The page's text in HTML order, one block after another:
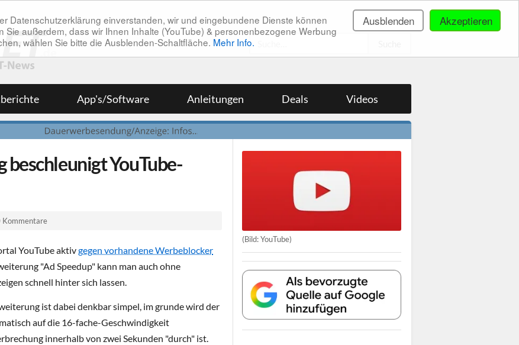
Akzeptieren
Ausblenden
Datenschutzerklärung einverstanden, wir und eingebundene Dienste können
außerdem, dass wir Ihnen Inhalte (YouTube) & personenbezogene Werbung
wählen Sie bitte die Ausblenden-Schaltfläche. Mehr Info.
App's/Software Anleitungen Deals Videos
YouTube-
Kommentare
YouTube aktivgegen vorhandene Werbeblocker
"Ad Speedup" kann man auch ohne
schnell hinter sich lassen.
ist dabei denkbar simpel, im grunde wird der
auf die 16-fache-Geschwindigkeit
innerhalb von zwei Sekunden "durch" ist.
(Bild: YouTube)